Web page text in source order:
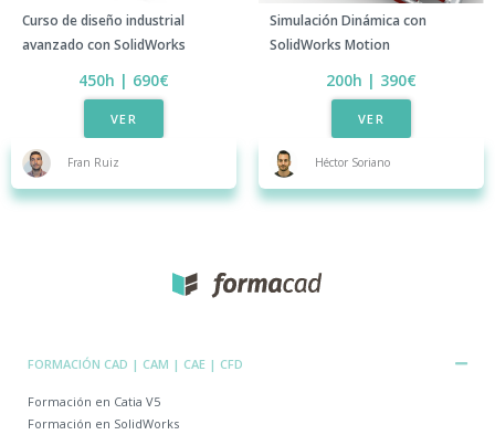
Curso de diseño industrial
avanzado con SolidWorks​
450h | 690€
VER
Fran Ruiz
Simulación Dinámica con
SolidWorks Motion​
200h | 390€​
VER
Héctor Soriano
FORMACIÓN CAD | CAM | CAE | CFD
Formación en Catia V5
Formación en SolidWorks